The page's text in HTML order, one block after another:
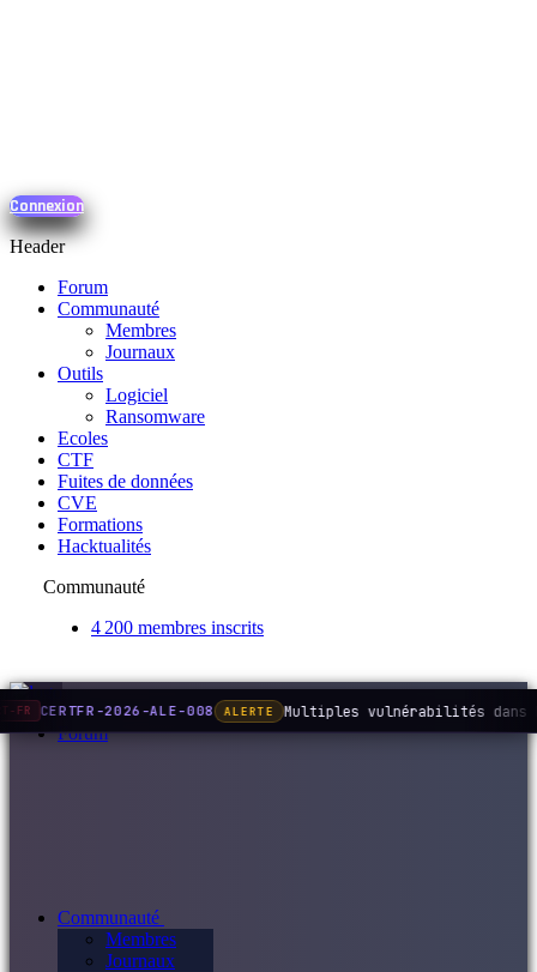
Connexion
Header
Forum
Communauté
Membres
Journaux
Outils
Logiciel
Ransomware
Ecoles
CTF
Fuites de données
CVE
Formations
Hacktualités
Communauté
4 200 membres inscrits
Forum
Communauté
Membres
Journaux
FR CERTFR-2026-ALE-008 ALERTE Multiples vulnérabilités